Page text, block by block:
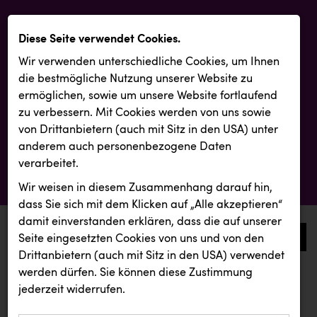
0
aktuelle aussendungen
aktuelle aussendungen
Diese Seite verwendet Cookies.
Wir verwenden unterschiedliche Cookies, um Ihnen
die best­mögliche Nutzung unserer Website zu
ermöglichen, sowie um unsere Website fortlaufend
zu verbessern. Mit Cookies werden von uns sowie
von Drittanbietern (auch mit Sitz in den USA) unter
anderem auch personenbezogene Daten
verarbeitet.
Wir weisen in diesem Zusammenhang darauf hin,
dass Sie sich mit dem Klicken auf „Alle akzeptieren“
damit ein­ver­standen erklären, dass die auf unserer
Seite eingesetzten Cookies von uns und von den
Drittanbietern (auch mit Sitz in den USA) verwendet
werden dürfen. Sie können diese Zustimmung
jederzeit widerrufen.